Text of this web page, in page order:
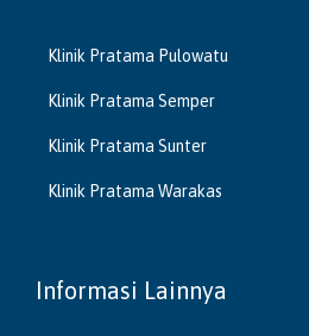
Klinik Pratama Pulowatu
Klinik Pratama Semper
Klinik Pratama Sunter
Klinik Pratama Warakas
Informasi Lainnya